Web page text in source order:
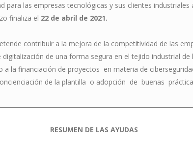
para las empresas tecnológicas y sus clientes industriales
finaliza el 22 de abril de 2021.
contribuir a la mejora de la competitividad de las
de una forma segura en el tejido industrial de
a la financiación de proyectos en materia de
de la plantilla o adopción de buenas
RESUMEN DE LAS AYUDAS